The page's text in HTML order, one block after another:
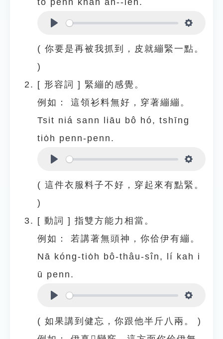
tō penn khah ân--leh.
( 你要是再被我抓到，皮就繃緊一點。
)
[ 形容詞 ] 緊繃的感覺。
例如：
這領衫料無好，穿著繃繃。
Tsit niá sann liāu bô hó, tshīng
tio̍h penn-penn.
( 這件衣服料子不好，穿起來有點緊。
)
[ 動詞 ] 指雙方能力相當。
例如：
若講著無頭神，你佮伊有繃。
Nā kóng-tio̍h bô-thâu-sîn, lí kah i
ū penn.
( 如果講到健忘，你跟他半斤八兩。 )